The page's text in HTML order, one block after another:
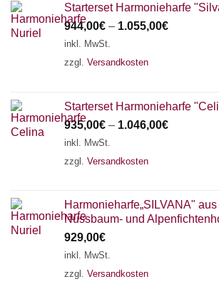
Starterset Harmonieharfe
944,00€ – 1.055,00€
inkl. MwSt.
zzgl. Versandkosten
Starterset Harmonieharfe
935,00€ – 1.046,00€
inkl. MwSt.
zzgl. Versandkosten
Harmonieharfe„SILVANA"
Nussbaum- und
929,00€
inkl. MwSt.
zzgl. Versandkosten